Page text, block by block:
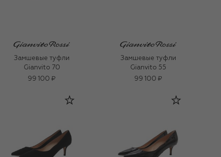
Замшевые туфли
Gianvito 70
99 100 ₽
Замшевые туфли
Gianvito 55
99 100 ₽